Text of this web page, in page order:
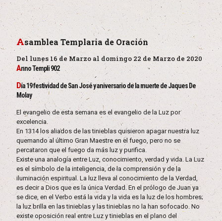
Asamblea Templaria de Oración
Del lunes 16 de Marzo al domingo 22 de Marzo de 2020
Anno Templi 902
Día 19 festividad de San José y aniversario de la muerte de Jaques De
Molay
El evangelio de esta semana es el evangelio de la Luz por
excelencia.
En 1314 los aliados de las tinieblas quisieron apagar nuestra luz
quemando al último Gran Maestre en el fuego, pero no se
percataron que el fuego da más luz y purifica.
Existe una analogía entre Luz, conocimiento, verdad y vida. La Luz
es el símbolo de la inteligencia, de la comprensión y de la
iluminación espiritual. La luz lleva al conocimiento de la Verdad,
es decir a Dios que es la única Verdad. En el prólogo de Juan ya
se dice, en el Verbo está la vida y la vida es la luz de los hombres;
la luz brilla en las tinieblas y las tinieblas no la han sofocado. No
existe oposición real entre Luz y tinieblas en el plano del